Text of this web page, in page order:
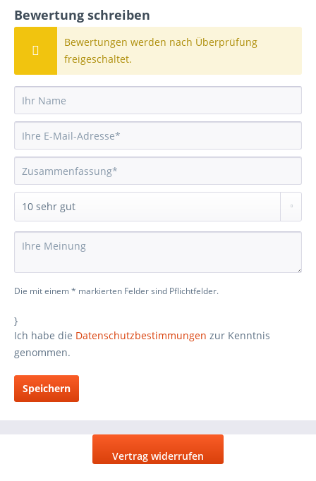
Bewertung schreiben
Bewertungen werden nach Überprüfung
freigeschaltet.
Die mit einem * markierten Felder sind Pflichtfelder.
}
Ich habe die Datenschutzbestimmungen zur Kenntnis
genommen.
Speichern
Vertrag widerrufen